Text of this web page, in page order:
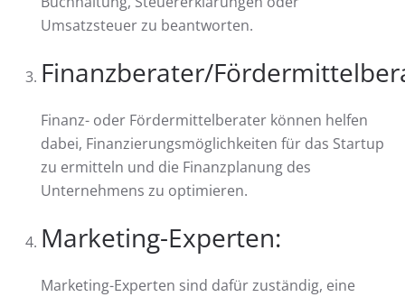
Umsatzsteuer zu beantworten.
Finanzberater/
Finanz- oder Fördermittelberater können helfen
dabei, Finanzierungsmöglichkeiten für das Startup
zu ermitteln und die Finanzplanung des
Unternehmens zu optimieren.
Marketing-Experten:
Marketing-Experten sind dafür zuständig, eine